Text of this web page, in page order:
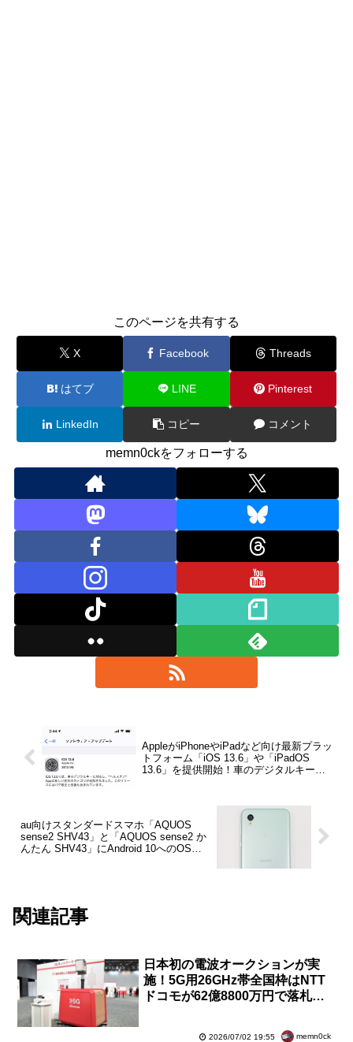
このページを共有する
X Facebook Threads
はてブ LINE Pinterest
LinkedIn コピー コメント
memn0ckをフォローする
AppleがiPhoneやiPadなど向け最新プラッ
トフォーム「iOS 13.6」や「iPadOS
13.6」を提供開始！車のデジタルキー対
au向けスタンダードスマホ「AQUOS
sense2 SHV43」と「AQUOS sense2 か
んたん SHV43」にAndroid 10へのOSバ
関連記事
日本初の電波オークションが実
施！5G用26GHz帯全国枠はNTT
ドコモが62億8800万円で落札。
2026/07/02 19:55 memn0ck